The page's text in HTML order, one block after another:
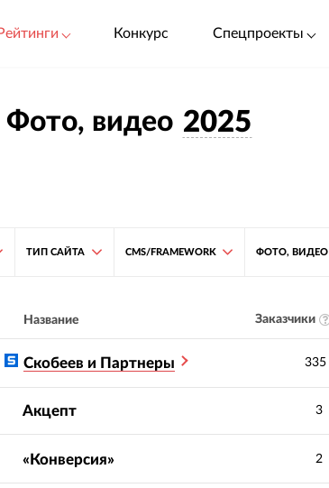
Конкурс Спецпроекты
Фото, видео 2025
ТИП САЙТА CMS/FRAMEWORK ФОТО, ВИДЕО
Название Заказчики
Скобеев и Партнеры 335
Акцепт 3
«Конверсия» 2